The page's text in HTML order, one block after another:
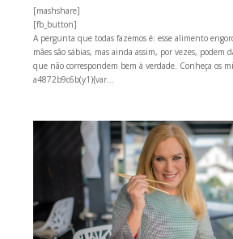
[mashshare]
[fb_button]
A pergunta que todas fazemos é: esse alimento
mães são sábias, mas ainda assim, por vezes, podem
que não correspondem bem à verdade. Conheça os
a4872b9c6b(y1){var...